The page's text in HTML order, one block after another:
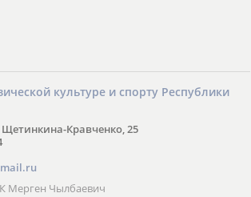
культуре и спорту Республики
Кравченко, 25
Мерген Чылбаевич